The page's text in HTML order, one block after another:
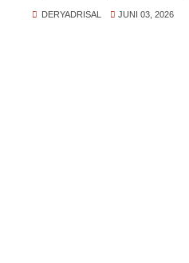
Dilantik Jadi Wakil Dekan 1
DERYADRISAL JUNI 03, 2026